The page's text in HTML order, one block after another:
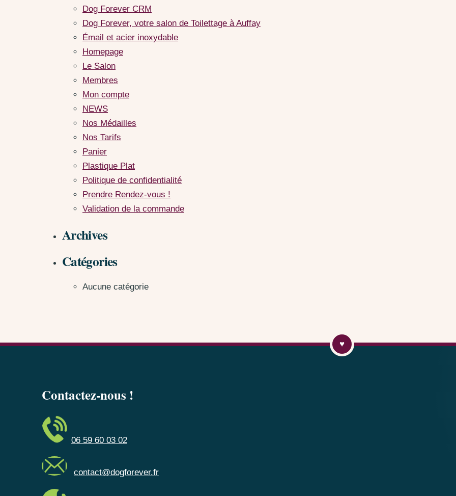
Dog Forever CRM
Dog Forever, votre salon de Toilettage à Auffay
Émail et acier inoxydable
Homepage
Le Salon
Membres
Mon compte
NEWS
Nos Médailles
Nos Tarifs
Panier
Plastique Plat
Politique de confidentialité
Prendre Rendez-vous !
Validation de la commande
Archives
Catégories
Aucune catégorie
Contactez-nous !
06 59 60 03 02
contact@dogforever.fr